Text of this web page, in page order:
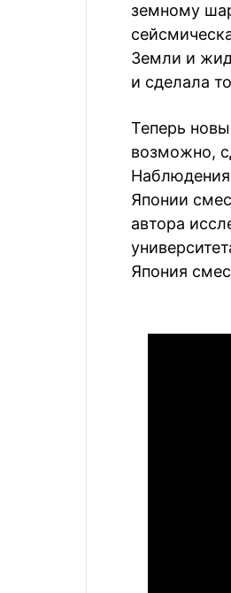
земному
Земли и
и сделала
Теперь
возможно,
Наблюдения
Японии
автора
Япония